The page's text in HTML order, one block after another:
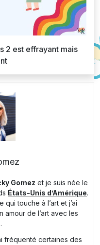
2 est effrayant mais
Gomez et je suis née le
États-Unis d’Amérique.
touche à l’art et j’ai
de l’art avec les
fréquenté certaines des